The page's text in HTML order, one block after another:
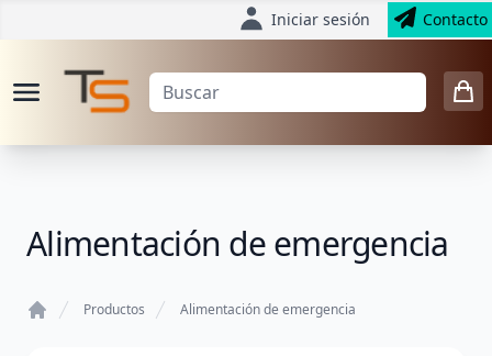
Iniciar sesión Contacto
Alimentación de emergencia
Productos Alimentación de emergencia